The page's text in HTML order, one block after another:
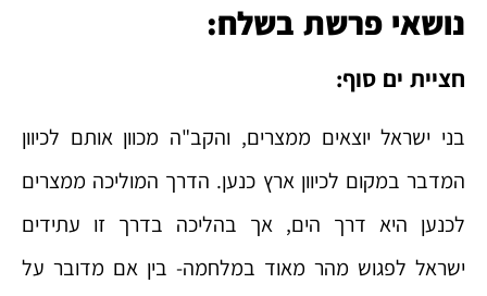
נושאי פרשת בשלח:
חציית ים סוף:
בני ישראל יוצאים ממצרים, והקב"ה מכוון אותם לכיוון
המדבר במקום לכיוון ארץ כנען. הדרך המוליכה ממצרים
לכנען היא דרך הים, אך בהליכה בדרך זו עתידים
ישראל לפגוש מהר מאוד במלחמה- בין אם מדובר על